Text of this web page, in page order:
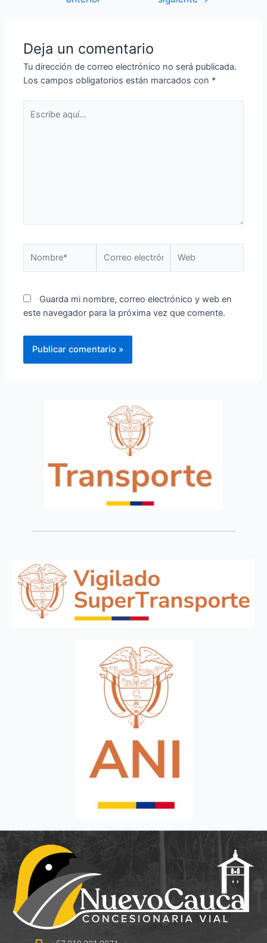
Deja un comentario
Tu dirección de correo electrónico no será publicada.
Los campos obligatorios están marcados con *
Guarda mi nombre, correo electrónico y web en
este navegador para la próxima vez que comente.